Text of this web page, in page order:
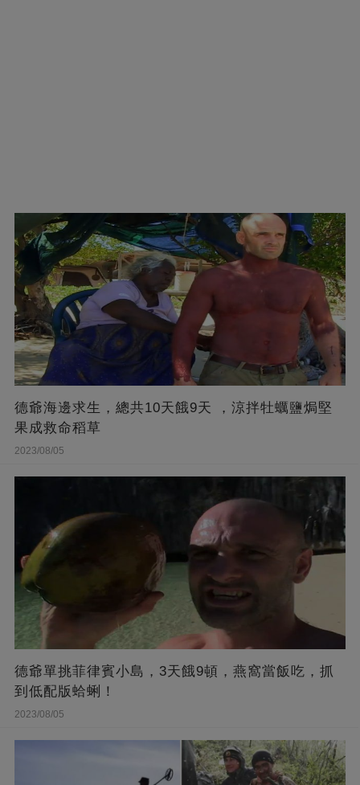
德爺海邊求生，總共10天餓9天 ，涼拌牡蠣鹽焗堅
果成救命稻草
2023/08/05
德爺單挑菲律賓小島，3天餓9頓，燕窩當飯吃，抓
到低配版蛤蜊！
2023/08/05